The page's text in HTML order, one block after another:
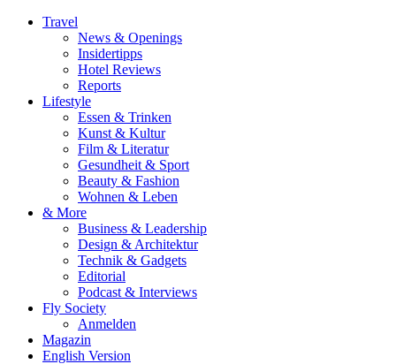
Travel
News & Openings
Insidertipps
Hotel Reviews
Reports
Lifestyle
Essen & Trinken
Kunst & Kultur
Film & Literatur
Gesundheit & Sport
Beauty & Fashion
Wohnen & Leben
& More
Business & Leadership
Design & Architektur
Technik & Gadgets
Editorial
Podcast & Interviews
Fly Society
Anmelden
Magazin
English Version